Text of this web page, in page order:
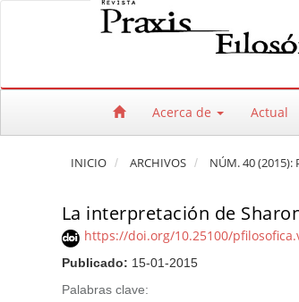
Salto rápido al contenido de la página
Navegación principal
Acerca de Actual
INICIO ARCHIVOS NÚM. 40 (2015):
La interpretación de
https://doi.org/10.25100/
Publicado: 15-01-2015
Palabras clave: